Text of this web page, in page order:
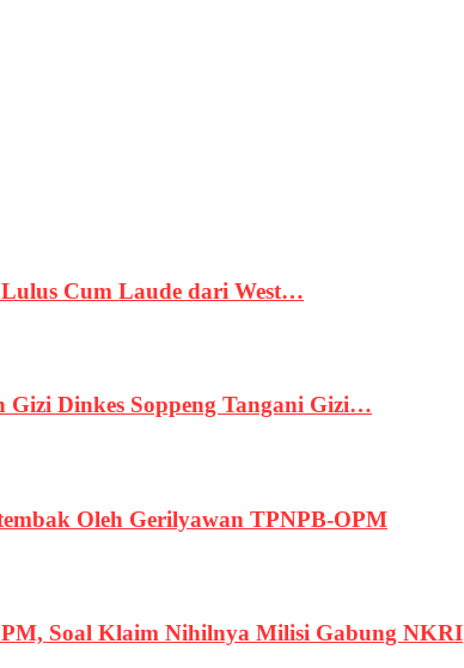
Cum Laude dari West…
Gizi Dinkes Soppeng Tangani Gizi…
Oleh Gerilyawan TPNPB-OPM
Soal Klaim Nihilnya Milisi Gabung NKRI